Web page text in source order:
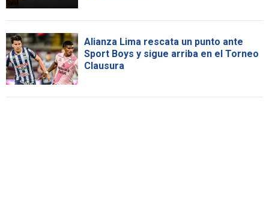
Alianza Lima rescata un punto ante
Sport Boys y sigue arriba en el Torneo
Clausura